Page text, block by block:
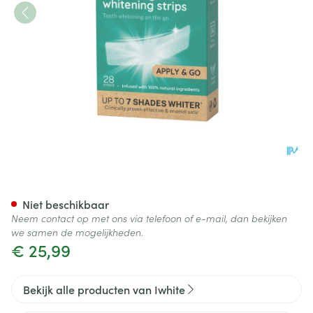
€ 25,99
Niet beschikbaar
Neem contact op met ons via telefoon of e-mail, dan bekijken
we samen de mogelijkheden.
Bekijk alle producten van Iwhite